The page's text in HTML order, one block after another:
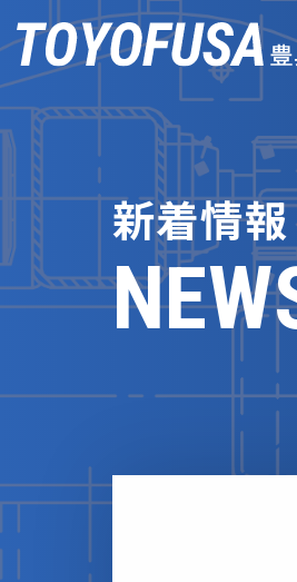
Skip
content
COMPANY
会社案内
BUSINESS
事業案内
EITO
SDGs
品質・環境への取
PRODUCT
新着情報